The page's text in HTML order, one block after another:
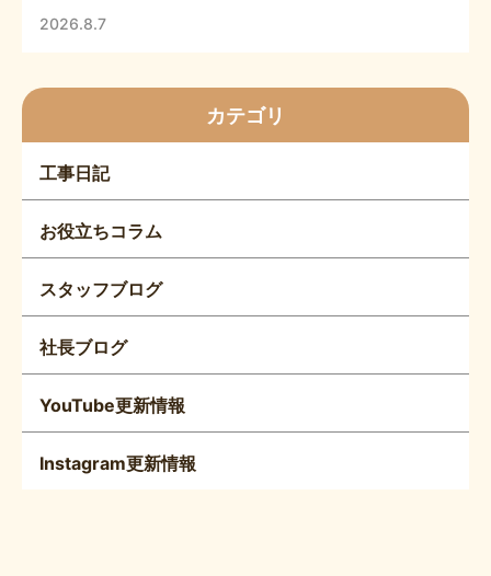
2026.8.7
カテゴリ
工事日記
お役立ちコラム
スタッフブログ
社長ブログ
YouTube更新情報
Instagram更新情報